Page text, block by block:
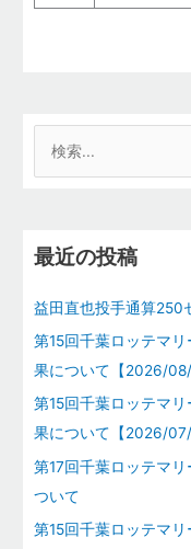
象
最近の投稿
益田直也投手通算250
第15回千葉ロッテマ
果について【2026/08/
第15回千葉ロッテマ
果について【2026/07/
第17回千葉ロッテマ
ついて
第15回千葉ロッテマ